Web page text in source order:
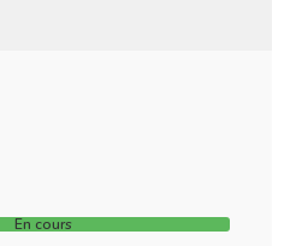
En cours